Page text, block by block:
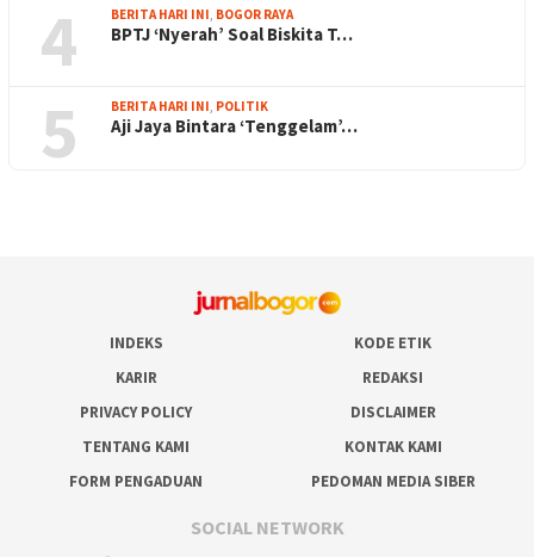
4 BERITA HARI INI BOGOR RAYA
BPTJ ‘Nyerah’ Soal Biskita T…
5 BERITA HARI INI POLITIK
Aji Jaya Bintara ‘Tenggelam’…
INDEKS
KODE ETIK
KARIR
REDAKSI
PRIVACY POLICY
DISCLAIMER
TENTANG KAMI
KONTAK KAMI
FORM PENGADUAN
PEDOMAN MEDIA SIBER
SOCIAL NETWORK